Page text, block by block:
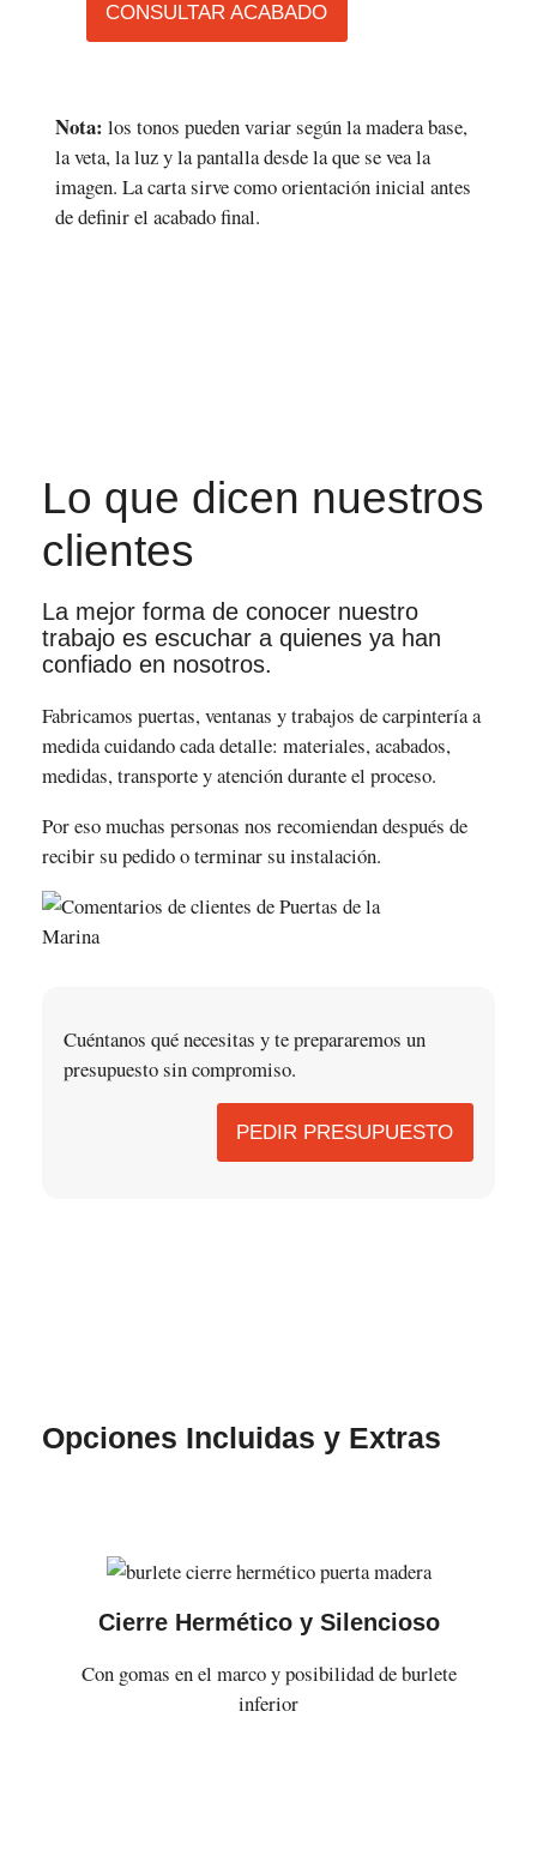
CONSULTAR ACABADO
Nota: los tonos pueden variar según la madera base,
la veta, la luz y la pantalla desde la que se vea la
imagen. La carta sirve como orientación inicial antes
de definir el acabado final.
Lo que dicen nuestros
clientes
La mejor forma de conocer nuestro
trabajo es escuchar a quienes ya han
confiado en nosotros.
Fabricamos puertas, ventanas y trabajos de carpintería a
medida cuidando cada detalle: materiales, acabados,
medidas, transporte y atención durante el proceso.
Por eso muchas personas nos recomiendan después de
recibir su pedido o terminar su instalación.
Cuéntanos qué necesitas y te prepararemos un
presupuesto sin compromiso.
PEDIR PRESUPUESTO
Opciones Incluidas y Extras
Cierre Hermético y Silencioso
Con gomas en el marco y posibilidad de burlete
inferior